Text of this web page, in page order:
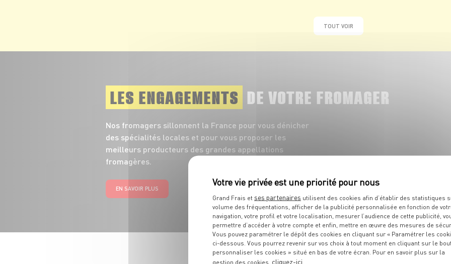
TOUT VOIR
LES ENGAGEMENTS DE VOTRE FROMAGER
Nos fromagers sillonnent la France pour vous dénicher
des spécialités locales et pour vous proposer les
meilleurs producteurs des grandes appellations
fromagères.
EN SAVOIR PLUS
Grand Frais et ses partenaires utilisent des cookies afin d’établir des statistiques
volume des fréquentations, afficher de la publicité personnalisée en fonction de
navigation, votre profil et votre localisation, mesurer l’audience de cette publicité,
permettre d’accéder à votre compte et enfin, mettre en œuvre des mesures de
Vous pouvez paramétrer le dépôt des cookies en cliquant sur « Paramétrer les
ci-dessous. Vous pourrez revenir sur vos choix à tout moment en cliquant sur le
personnaliser les cookies » situé en bas de votre écran. Pour en savoir plus sur la
gestion des cookies, cliquez-ici